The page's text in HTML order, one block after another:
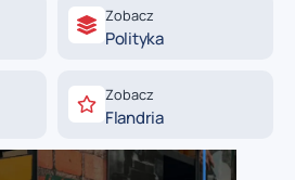
Zobacz
Polityka
Zobacz
Flandria